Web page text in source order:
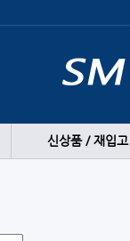
신상품 / 재입고